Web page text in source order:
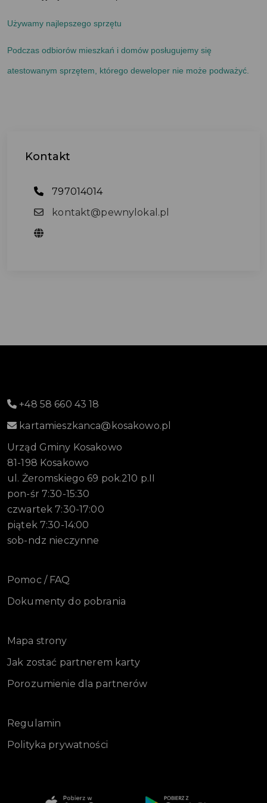
Używamy najlepszego sprzętu
Podczas odbiorów mieszkań i domów posługujemy się
atestowanym sprzętem, którego deweloper nie może podważyć.
Kontakt
797014014
kontakt@pewnylokal.pl
+48 58 660 43 18
kartamieszkanca@kosakowo.pl
Urząd Gminy Kosakowo
81-198 Kosakowo
ul. Żeromskiego 69 pok.210 p.II
pon-śr 7:30-15:30
czwartek 7:30-17:00
piątek 7:30-14:00
sob-ndz nieczynne
Pomoc / FAQ
Dokumenty do pobrania
Mapa strony
Jak zostać partnerem karty
Porozumienie dla partnerów
Regulamin
Polityka prywatności